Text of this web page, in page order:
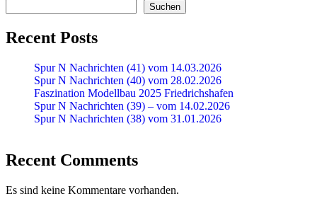
Suchen
Recent Posts
Spur N Nachrichten (41) vom 14.03.2026
Spur N Nachrichten (40) vom 28.02.2026
Faszination Modellbau 2025 Friedrichshafen
Spur N Nachrichten (39) – vom 14.02.2026
Spur N Nachrichten (38) vom 31.01.2026
Recent Comments
Es sind keine Kommentare vorhanden.